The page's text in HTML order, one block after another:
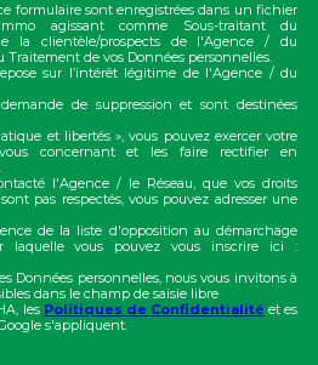
formulaire sont enregistrées dans un fichier
agissant comme Sous-traitant du
la clientèle/prospects de l'Agence / du
Traitement de vos Données personnelles.
sur l’intérêt légitime de l'Agence / du
de suppression et sont destinées
et libertés », vous pouvez exercer votre
concernant et les faire rectifier en
l'Agence / le Réseau, que vos droits
pas respectés, vous pouvez adresser une
de la liste d'opposition au démarchage
laquelle vous pouvez vous inscrire ici :
Données personnelles, nous vous invitons à
dans le champ de saisie libre
les Politiques de Confidentialité et es
s'appliquent.